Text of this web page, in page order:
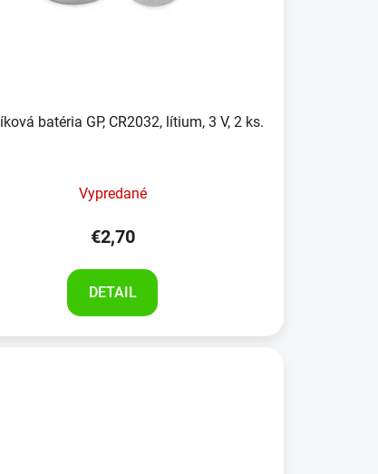
batéria GP, CR2032, lítium, 3 V, 2 ks.
Vypredané
€2,70
DETAIL